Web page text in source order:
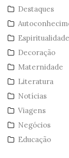
Destaques
Espiritualidade
Decoração
Maternidade
Literatura
Notícias
Viagens
Negócios
Educação